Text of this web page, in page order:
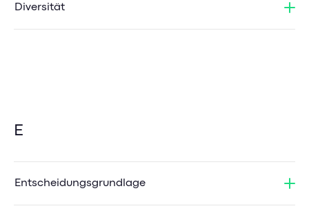
Diversität
E
Entscheidungsgrundlage